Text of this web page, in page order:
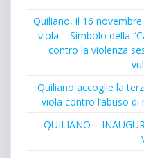
Quiliano, il 16 novembre
viola – Simbolo della
contro la violenza
Quiliano accoglie la
viola contro l’abuso
QUILIANO –